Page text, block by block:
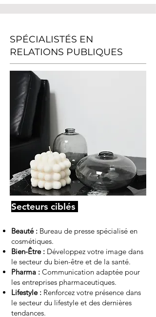
SPÉCIALISTÉS EN
RELATIONS PUBLIQUES
Secteurs ciblés
Beauté : Bureau de presse spécialisé en
cosmétiques.
Bien-Être : Développez votre image dans
le secteur du bien-être et de la santé.
Pharma : Communication adaptée pour
les entreprises pharmaceutiques.
Lifestyle : Renforcez votre présence dans
le secteur du lifestyle et des dernières
tendances.